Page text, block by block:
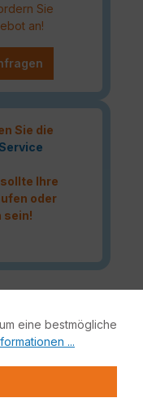
Sie
an!
Sie die
Ihre
oder
sein!
der Fortinet
eine bestmögliche
...